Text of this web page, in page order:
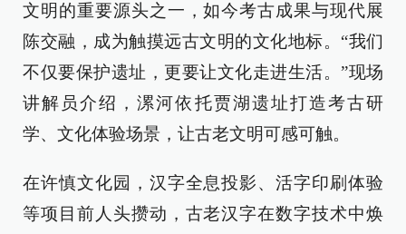
文明的重要源头之一，如今考古成果与现代展
陈交融，成为触摸远古文明的文化地标。“我们
不仅要保护遗址，更要让文化走进生活。”现场
讲解员介绍，漯河依托贾湖遗址打造考古研
学、文化体验场景，让古老文明可感可触。
在许慎文化园，汉字全息投影、活字印刷体验
等项目前人头攒动，古老汉字在数字技术中焕